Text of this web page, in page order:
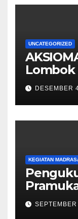
UNCATEGORIZED
Lombok
dengan
DESEMBER
KEGIATAN
Lombok
Pantai